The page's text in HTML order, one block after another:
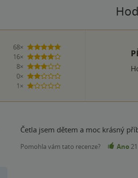
68×
5 hvězdiček
16×
4 hvězdičky
8×
3 hvězdičky
0×
2 hvězdičky
1×
1 hvezdička
Četla jsem dětem a moc krásný
Pomohla vám tato recenze? Ano21